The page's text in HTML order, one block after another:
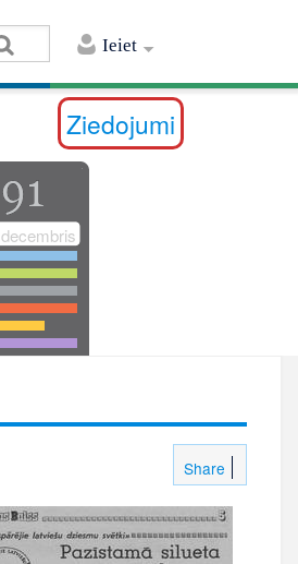
Ieiet
Ziedojumi
decembris
Share